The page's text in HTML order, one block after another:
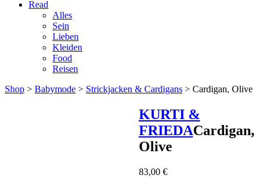
Read
Alles
Sein
Lieben
Kleiden
Food
Reisen
Shop > Babymode > Strickjacken & Cardigans > Cardigan, Olive
KURTI &
FRIEDACardigan,
Olive
83,00 €